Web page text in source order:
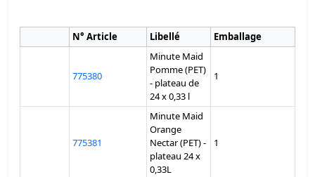
N° Article Libellé Emballage
775380
Minute Maid
Pomme (PET)
- plateau de
24 x 0,33 l
1
775381
Minute Maid
Orange
Nectar (PET) -
plateau 24 x
0,33L
1